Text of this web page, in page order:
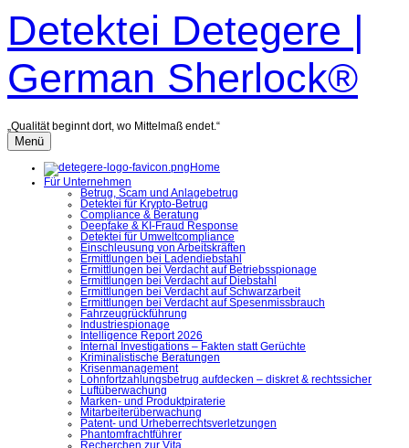
Inhalt
überspringen
Detektei Detegere |
German Sherlock®
„Qualität beginnt dort, wo Mittelmaß endet.“
Menü
Home
Für Unternehmen
Betrug, Scam und Anlagebetrug
Detektei für Krypto-Betrug
Compliance & Beratung
Deepfake & KI-Fraud Response
Detektei für Umweltcompliance
Einschleusung von Arbeitskräften
Ermittlungen bei Ladendiebstahl
Ermittlungen bei Verdacht auf Betriebsspionage
Ermittlungen bei Verdacht auf Diebstahl
Ermittlungen bei Verdacht auf Schwarzarbeit
Ermittlungen bei Verdacht auf Spesenmissbrauch
Fahrzeugrückführung
Industriespionage
Intelligence Report 2026
Internal Investigations – Fakten statt Gerüchte
Kriminalistische Beratungen
Krisenmanagement
Lohnfortzahlungsbetrug aufdecken – diskret & rechtssicher
Luftüberwachung
Marken- und Produktpiraterie
Mitarbeiterüberwachung
Patent- und Urheberrechtsverletzungen
Phantomfrachtführer
Recherchen zur Vita